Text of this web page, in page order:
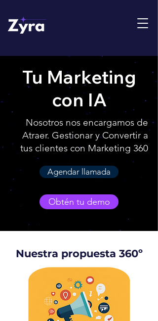
Tu Marketing
con IA
Nosotros nos encargamos de
Atraer. Gestionar y Convertir a
tus clientes con Marketing 360
Agendar llamada
Obtén tu demo
Nuestra propuesta 360º